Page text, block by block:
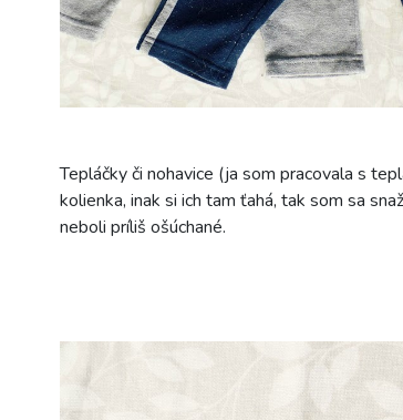
Tepláčky či nohavice (ja som pracovala s
kolienka, inak si ich tam ťahá, tak som sa
neboli príliš ošúchané.